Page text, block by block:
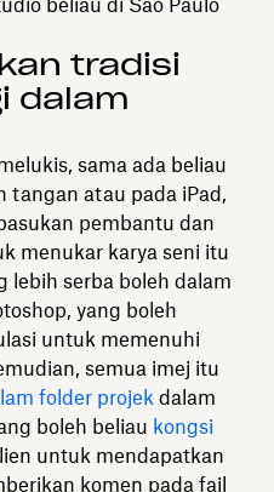
beliau di São Paulo
tradisi
dalam
sama ada beliau
tangan atau pada iPad,
pembantu dan
menukar karya seni itu
lebih serba boleh dalam
yang boleh
untuk memenuhi
semua imej itu
folder projek dalam
boleh beliau kongsi
untuk mendapatkan
komen pada fail